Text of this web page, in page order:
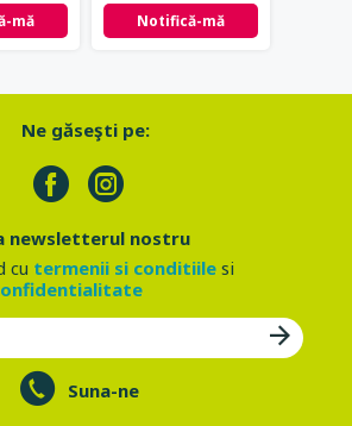
mă Notifică-mă
Ne găseşti pe:
newsletterul nostru
cu termenii si conditiilesi
Suna-ne